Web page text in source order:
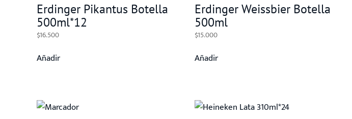
Erdinger Pikantus Botella
500ml*12
$16.500
Añadir
Erdinger Weissbier Botella
500ml
$15.000
Añadir